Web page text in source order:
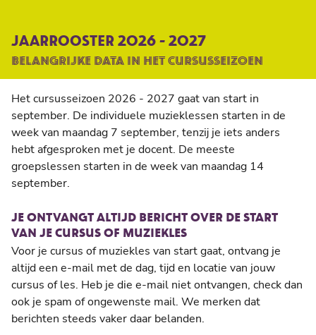
JAARROOSTER 2026 - 2027
BELANGRIJKE DATA IN HET CURSUSSEIZOEN
Het cursusseizoen 2026 - 2027 gaat van start in
september. De individuele muzieklessen starten in de
week van maandag 7 september, tenzij je iets anders
hebt afgesproken met je docent. De meeste
groepslessen starten in de week van maandag 14
september.
JE ONTVANGT ALTIJD BERICHT OVER DE START
VAN JE CURSUS OF MUZIEKLES
Voor je cursus of muziekles van start gaat, ontvang je
altijd een e-mail met de dag, tijd en locatie van jouw
cursus of les. Heb je die e-mail niet ontvangen, check dan
ook je spam of ongewenste mail. We merken dat
berichten steeds vaker daar belanden.